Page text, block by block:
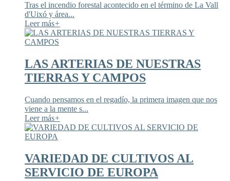
Tras el incendio forestal acontecido en el término de La Vall
d'Uixó y área...
Leer más+
LAS ARTERIAS DE NUESTRAS
TIERRAS Y CAMPOS
Cuando pensamos en el regadío, la primera imagen que nos
viene a la mente s...
Leer más+
VARIEDAD DE CULTIVOS AL
SERVICIO DE EUROPA